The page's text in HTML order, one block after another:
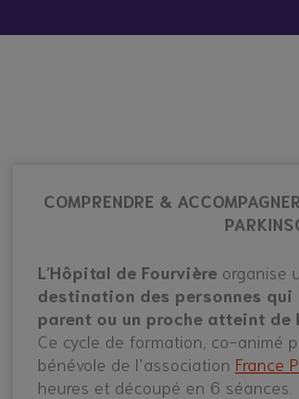
COMPRENDRE &
L’Hôpital de Fourvière organise
destination des personnes qui
parent ou un proche atteint de
Ce cycle de formation, co-animé
bénévole de l’association France
heures et découpé en 6 séances.